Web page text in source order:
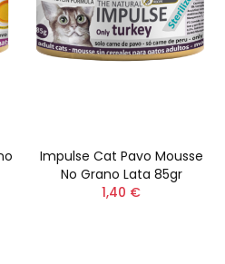
Impulse Cat Pavo Mousse
No Grano Lata 85gr
1,40 €